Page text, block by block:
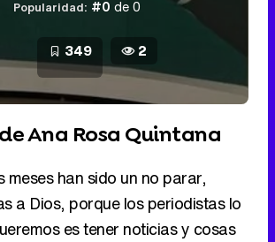
Popularidad: #0 de 0
349 2
Ana Rosa Quintana
meses han sido un no parar,
a Dios, porque los periodistas lo
es tener noticias y cosas